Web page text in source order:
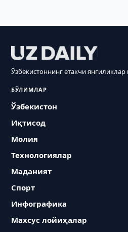
Ўзбекистоннинг етакчи
БЎЛИМЛАР
Ўзбекистон
Иқтисод
Молия
Технологиялар
Маданият
Спорт
Инфографика
Махсус лойиҳалар